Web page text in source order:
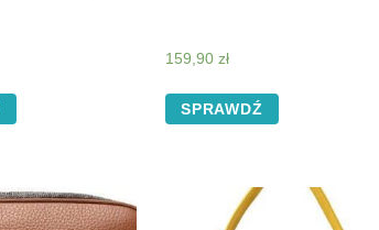
159,90 zł
SPRAWDŹ